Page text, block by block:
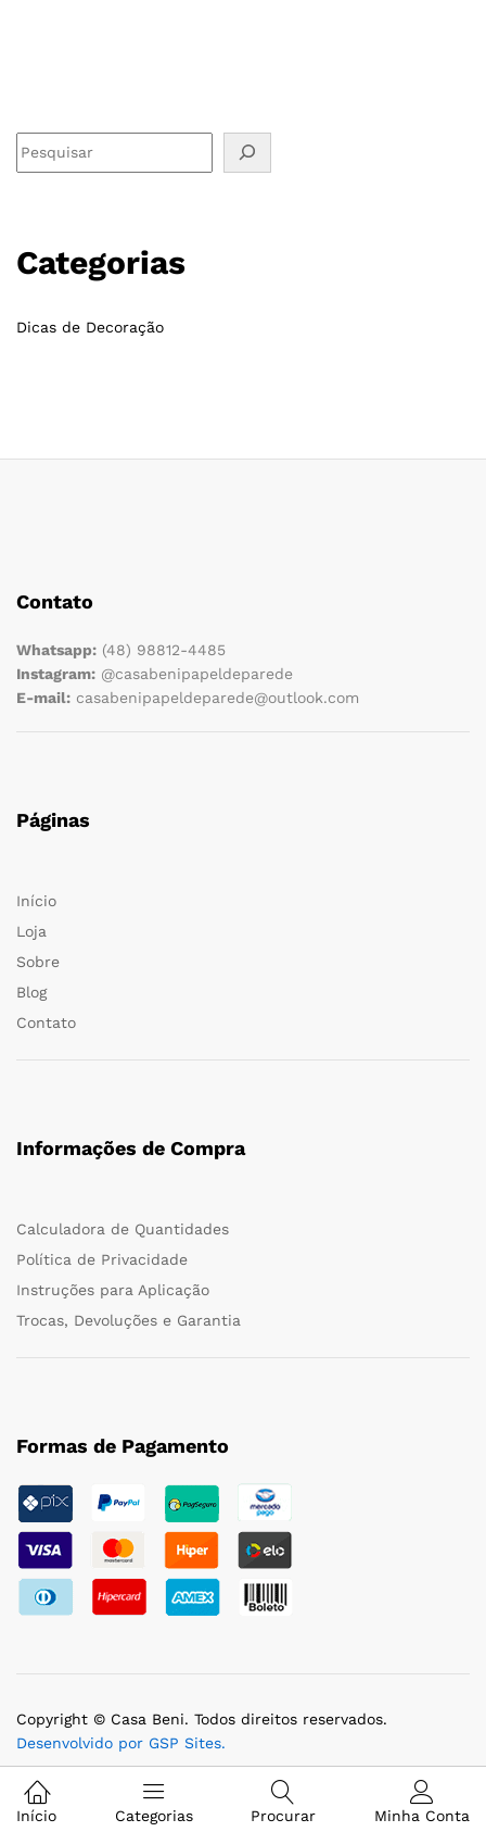
Categorias
Dicas de Decoração
Contato
Whatsapp: (48) 98812-4485
Instagram: @casabenipapeldeparede
E-mail: casabenipapeldeparede@outlook.com
Páginas
Início
Loja
Sobre
Blog
Contato
Informações de Compra
Calculadora de Quantidades
Política de Privacidade
Instruções para Aplicação
Trocas, Devoluções e Garantia
Formas de Pagamento
Copyright © Casa Beni. Todos direitos reservados.
Desenvolvido por GSP Sites.
Início Categorias Procurar Minha Conta